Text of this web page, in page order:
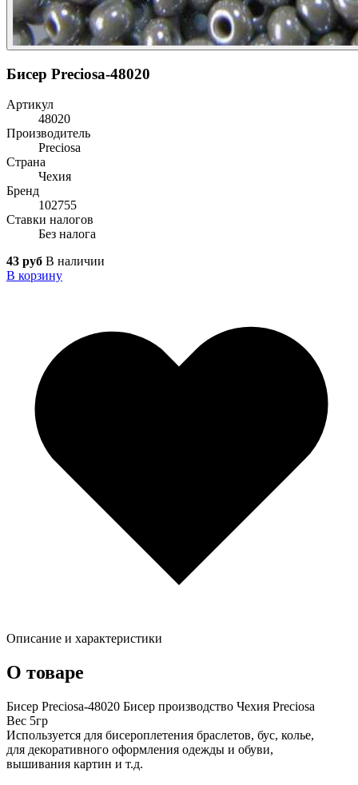
Бисер Preciosa-48020
Артикул
48020
Производитель
Preciosa
Страна
Чехия
Бренд
102755
Ставки налогов
Без налога
43 руб В наличии
В корзину
Описание и характеристики
О товаре
Бисер Preciosa-48020 Бисер производство Чехия Preciosa
Вес 5гр
Используется для бисероплетения браслетов, бус, колье,
для декоративного оформления одежды и обуви,
вышивания картин и т.д.